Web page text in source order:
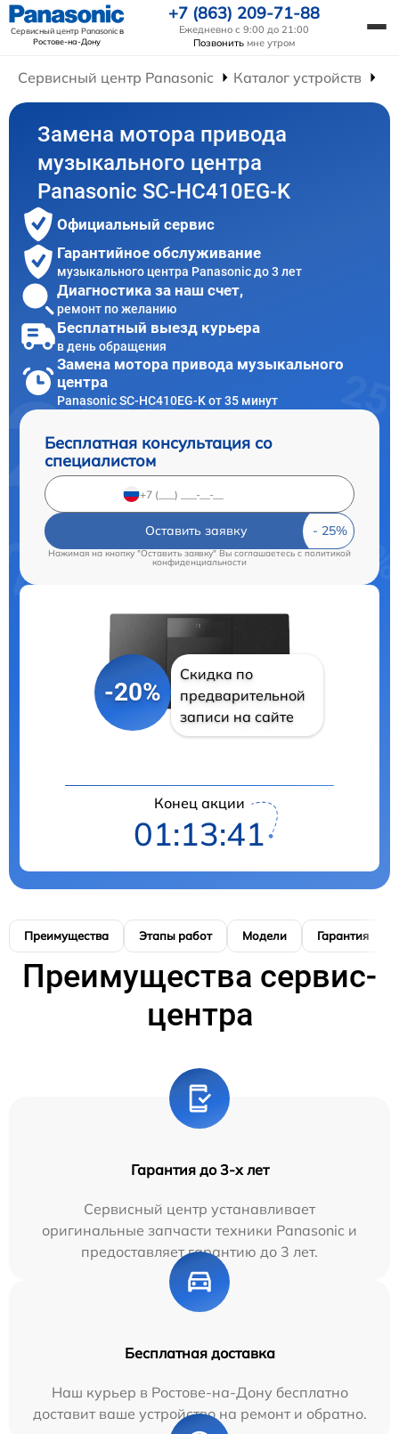
Сервисный центр Panasonicв
Ростове-на-Дону
+7 (863) 209-71-88
Ежедневно с 9:00 до 21:00
Позвонить мне утром
Сервисный центр Panasonic Каталог устройств
Замена мотора привода
музыкального центра
Panasonic SC-HC410EG-K
Официальный сервис
Гарантийное обслуживание
музыкального центра Panasonic до 3 лет
Диагностика за наш счет,
ремонт по желанию
Бесплатный выезд курьера
в день обращения
Замена мотора привода музыкального
центра
Panasonic SC-HC410EG-K от 35 минут
Бесплатная консультация со
специалистом
Оставить заявку
Нажимая на кнопку "Оставить заявку" Вы соглашаетесь cполитикой
конфиденциальности
-20%
Скидка по
предварительной
записи на сайте
Конец акции
01:13:40
Преимущества Этапы работ Модели Гарантия
Преимущества сервис-
центра
Гарантия до 3-х лет
Сервисный центр устанавливает
оригинальные запчасти техники Panasonic и
предоставляет гарантию до 3 лет.
Бесплатная доставка
Наш курьер в Ростове-на-Дону бесплатно
доставит ваше устройство на ремонт и обратно.